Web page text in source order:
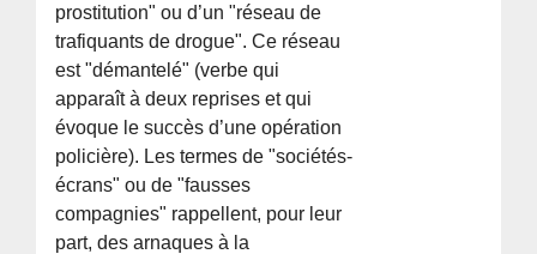
prostitution" ou d’un "réseau de
trafiquants de drogue". Ce réseau
est "démantelé" (verbe qui
apparaît à deux reprises et qui
évoque le succès d’une opération
policière). Les termes de "sociétés-
écrans" ou de "fausses
compagnies" rappellent, pour leur
part, des arnaques à la